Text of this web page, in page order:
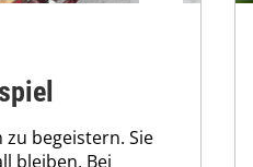
begeistern. Sie
bleiben. Bei